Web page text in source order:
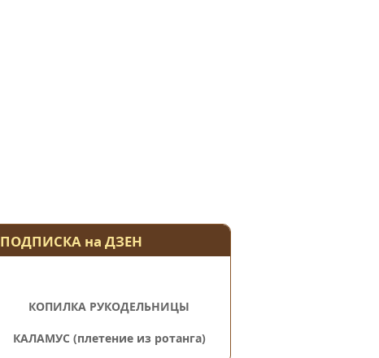
ПОДПИСКА на ДЗЕН
КОПИЛКА РУКОДЕЛЬНИЦЫ
КАЛАМУС (плетение из ротанга)